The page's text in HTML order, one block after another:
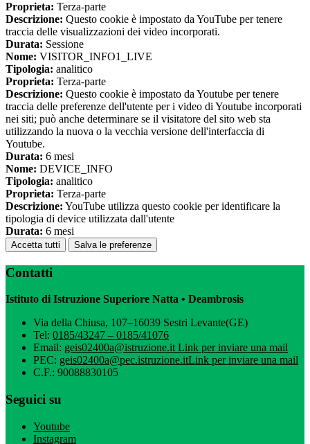
Proprieta: Terza-parte
Descrizione: Questo cookie è impostato da YouTube per tenere
traccia delle visualizzazioni dei video incorporati.
Durata: Sessione
Nome: VISITOR_INFO1_LIVE
Tipologia: analitico
Proprieta: Terza-parte
Descrizione: Questo cookie è impostato da Youtube per tenere
traccia delle preferenze dell'utente per i video di Youtube incorporati
nei siti; può anche determinare se il visitatore del sito web sta
utilizzando la nuova o la vecchia versione dell'interfaccia di
Youtube.
Durata: 6 mesi
Nome: DEVICE_INFO
Tipologia: analitico
Proprieta: Terza-parte
Descrizione: YouTube utilizza questo cookie per identificare la
tipologia di device utilizzata dall'utente
Durata: 6 mesi
Accetta tutti Salva le preferenze
Contatti
Istituto di Istruzione Superiore Natta • Deambrosis
Via della Chiusa, 107–16039 Sestri Levante(GE)
Tel: 0185/43247 – 0185/41076
Email: geis02400a@istruzione.itLink per inviare una mail
PEC: geis02400a@pec.istruzione.itLink per inviare una mail
C.F.: 90088830105
Seguici su
Youtube
Instagram